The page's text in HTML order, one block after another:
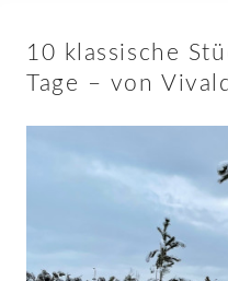
Tage
bis
10 klassische
Tage – von